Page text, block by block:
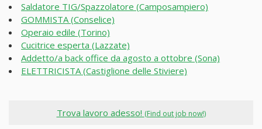
Saldatore TIG/Spazzolatore (Camposampiero)
GOMMISTA (Conselice)
Operaio edile (Torino)
Cucitrice esperta (Lazzate)
Addetto/a back office da agosto a ottobre (Sona)
ELETTRICISTA (Castiglione delle Stiviere)
Trova lavoro adesso! (Find out job now!)